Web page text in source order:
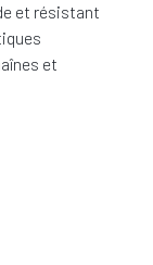
et résistant
et